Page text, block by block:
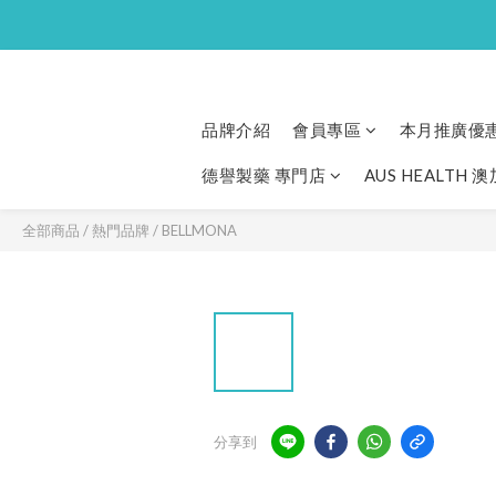
品牌介紹 會員專區 本月推廣優
德譽製藥 專門店 AUS HEALTH 澳
全部商品 /熱門品牌 / BELLMONA
分享到